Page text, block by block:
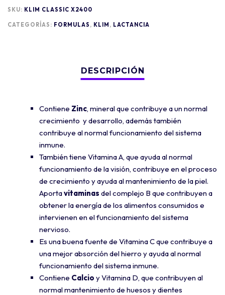
SKU: KLIM CLASSIC X2400
CATEGORÍAS: FORMULAS , KLIM , LACTANCIA
Contiene Zinc, mineral que contribuye a un normal
crecimiento y desarrollo, además también
contribuye al normal funcionamiento del sistema
inmune.
También tiene Vitamina A, que ayuda al normal
funcionamiento de la visión, contribuye en el proceso
de crecimiento y ayuda al mantenimiento de la piel.
Aportavitaminas del complejo B que contribuyen a
obtener la energía de los alimentos consumidos e
intervienen en el funcionamiento del sistema
nervioso.
Es una buena fuente de Vitamina C que contribuye a
una mejor absorción del hierro y ayuda al normal
funcionamiento del sistema inmune.
Contiene Calcio y Vitamina D, que contribuyen al
normal mantenimiento de huesos y dientes